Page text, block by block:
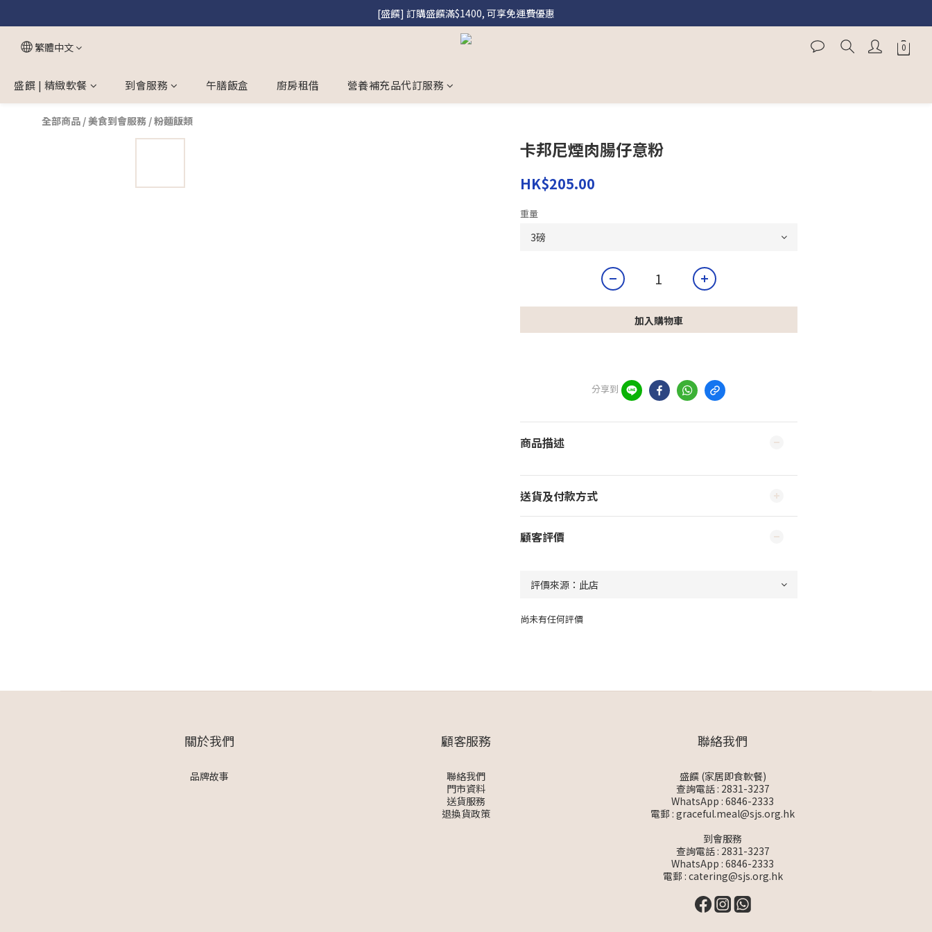
[盛饌] 註冊會員購買盛饌即享95折優惠
[盛饌] 訂購盛饌滿$1400, 可享免運費優惠
[到會] 非牟利機構訂購美食到會滿$2000, 即享9折優惠, 優惠碼「NGO10」
繁體中文
盛饌 | 精緻軟餐 到會服務 午膳飯盒 廚房租借 營養補充品代訂服務
全部商品 /美食到會服務 /粉麵飯類
卡邦尼煙肉腸仔意粉
HK$205.00
重量
加入購物車
分享到
商品描述
送貨及付款方式
顧客評價
尚未有任何評價
關於我們
品牌故事
顧客服務
聯絡我們
門市資料
送貨服務
退換貨政策
聯絡我們
盛饌 (家居即食軟餐)
查詢電話 : 2831-3237
WhatsApp : 6846-2333
電郵 : graceful.meal@sjs.org.hk
到會服務
查詢電話 : 2831-3237
WhatsApp : 6846-2333
電郵 : catering@sjs.org.hk